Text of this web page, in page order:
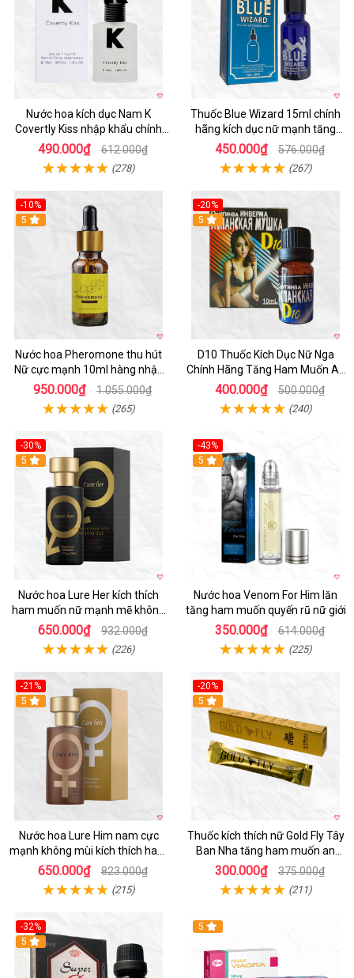
Nước hoa kích dục Nam K
Covertly Kiss nhập khẩu chính
hãng thơm lâu
490.000₫ 612.000₫
(278)
Thuốc Blue Wizard 15ml chính
hãng kích dục nữ mạnh tăng
ham
450.000₫ 576.000₫
(267)
-10%
5
Nước hoa Pheromone thu hút
Nữ cực mạnh 10ml hàng nhập
khẩu
950.000₫ 1.055.000₫
(265)
-20%
5
D10 Thuốc Kích Dục Nữ Nga
Chính Hãng Tăng Ham Muốn An
Toàn
400.000₫ 500.000₫
(240)
-30%
5
Nước hoa Lure Her kích thích
ham muốn nữ mạnh mẽ không
mùi siêu hời
650.000₫ 932.000₫
(226)
-43%
5
Nước hoa Venom For Him lăn
tăng ham muốn quyến rũ nữ giới
350.000₫ 614.000₫
(225)
-21%
5
Nước hoa Lure Him nam cực
mạnh không mùi kích thích ham
muốn
650.000₫ 823.000₫
(215)
-20%
5
Thuốc kích thích nữ Gold Fly Tây
Ban Nha tăng ham muốn an
toàn
300.000₫ 375.000₫
(211)
-32%
5
5